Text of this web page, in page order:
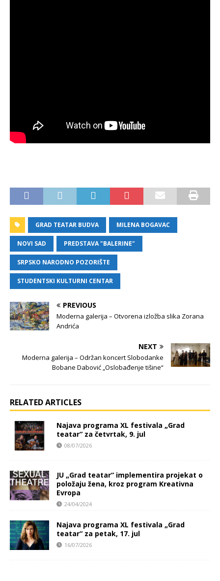
GRAD TEATAR BUDVA MILENA BOGAVAC
NOVI SAD PREDSTAVA "BALERINE"
SRPSKO NARODNO POZORIŠTE
STUDENTSKI KULTURNI CENTAR
PREVIOUS
Moderna galerija – Otvorena izložba slika Zorana
Andrića
NEXT
Moderna galerija – Održan koncert Slobodanke
Bobane Dabović „Oslobađenje tišine“
RELATED ARTICLES
Najava programa XL festivala „Grad
teatar“ za četvrtak, 9. jul
08/07/2026
JU „Grad teatar“ implementira projekat o
položaju žena, kroz program Kreativna
Evropa
24/04/2024
Najava programa XL festivala „Grad
teatar“ za petak, 17. jul
16/07/2026